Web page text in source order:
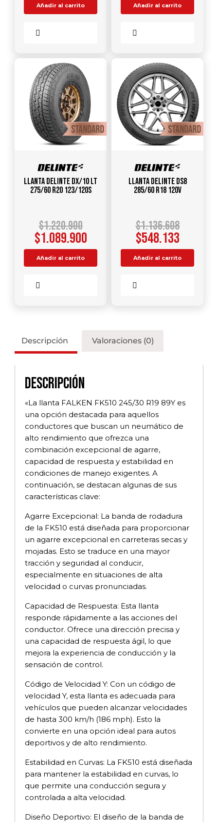
Añadir al carrito Añadir al carrito
Llanta DELINTE DX/10 LT
275/60 R20 123/120S
$1.220.900
$1.089.900
Añadir al carrito
Llanta DELINTE DS8
285/60 R18 120V
$1.136.608
$548.133
Añadir al carrito
Descripción Valoraciones (0)
Descripción
«La llanta FALKEN FK510 245/30 R19 89Y es
una opción destacada para aquellos
conductores que buscan un neumático de
alto rendimiento que ofrezca una
combinación excepcional de agarre,
capacidad de respuesta y estabilidad en
condiciones de manejo exigentes. A
continuación, se destacan algunas de sus
características clave:
Agarre Excepcional: La banda de rodadura
de la FK510 está diseñada para proporcionar
un agarre excepcional en carreteras secas y
mojadas. Esto se traduce en una mayor
tracción y seguridad al conducir,
especialmente en situaciones de alta
velocidad o curvas pronunciadas.
Capacidad de Respuesta: Esta llanta
responde rápidamente a las acciones del
conductor. Ofrece una dirección precisa y
una capacidad de respuesta ágil, lo que
mejora la experiencia de conducción y la
sensación de control.
Código de Velocidad Y: Con un código de
velocidad Y, esta llanta es adecuada para
vehículos que pueden alcanzar velocidades
de hasta 300 km/h (186 mph). Esto la
convierte en una opción ideal para autos
deportivos y de alto rendimiento.
Estabilidad en Curvas: La FK510 está diseñada
para mantener la estabilidad en curvas, lo
que permite una conducción segura y
controlada a alta velocidad.
Diseño Deportivo: El diseño de la banda de